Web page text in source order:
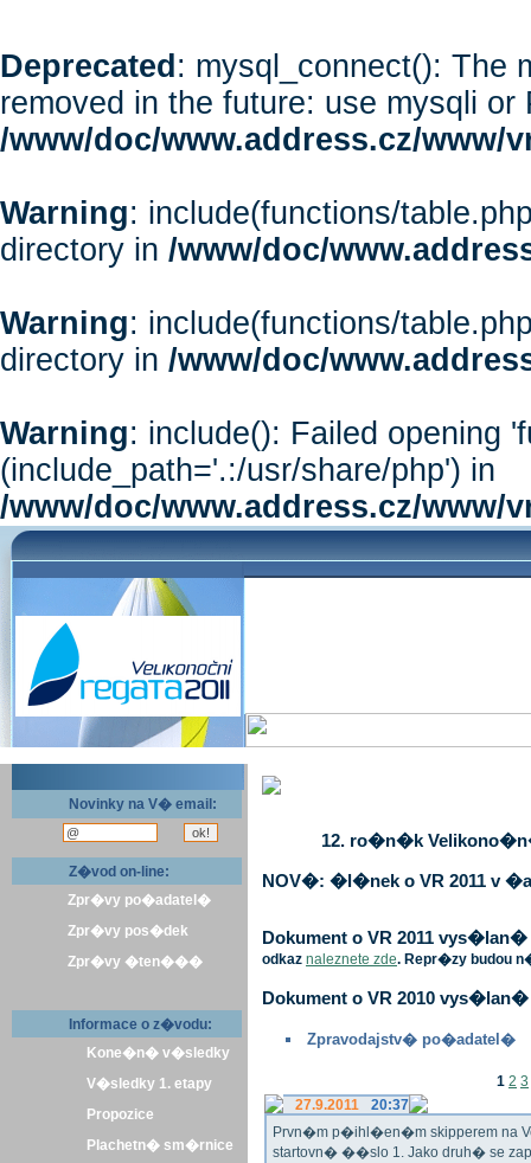
Deprecated : mysql_connect(): The
removed in the future: use mysqli or
/www/doc/www.address.cz/www/
Warning: include(functions/
directory in /www/doc/
Warning: include(functions/
directory in /www/doc/
Warning: include(): Failed opening
(include_path='.:/usr/share/php') in
/www/doc/www.address.cz/www/
Novinky na V� email:
Z�vod on-line:
Zpr�vy po�adatel�
Zpr�vy pos�dek
Zpr�vy �ten���
Informace o z�vodu:
Kone�n� v�sledky
V�sledky 1. etapy
Propozice
Plachetn� sm�rnice
12. ro�n�k
NOV�: �l�nek o VR 2011 v
Dokument o VR 2011
odkaz naleznete zde. Repr�zy budou
Dokument o VR 2010
Zpravodajstv� po�adatel�
1 2 3
27.9.2011
20:37
Prvn�m p�ihl�en�m skipperem na
startovn� ��slo 1. Jako druh� se